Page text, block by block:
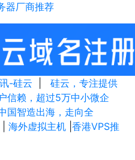
器厂商推荐
-硅云
硅云，专注提供
信赖，超过5万中小微企
国智造出海，走向全
海外虚拟主机 香港VPS推